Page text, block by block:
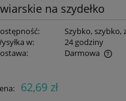
na szydełko
Szybko, szybko,
w:
24 godziny
Darmowa
62,69 zł